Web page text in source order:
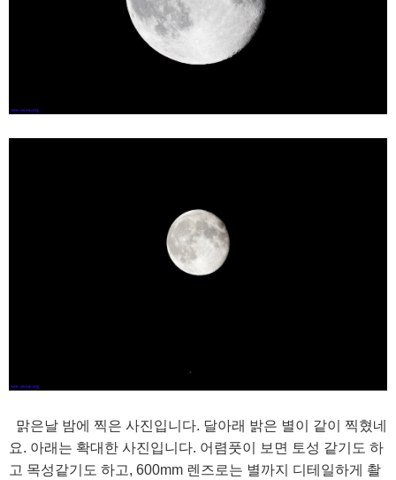
맑은날 밤에 찍은 사진입니다. 달아래 밝은 별이 같이 찍혔네
요. 아래는 확대한 사진입니다. 어렴풋이 보면 토성 같기도 하
고 목성같기도 하고, 600mm 렌즈로는 별까지 디테일하게 촬